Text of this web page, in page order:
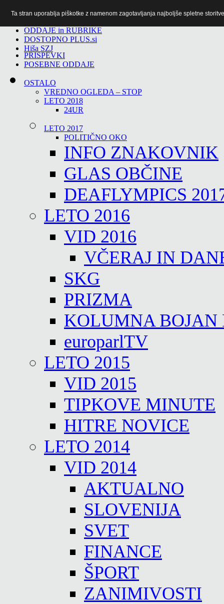
ODDAJE in RUBRIKE
DOSTOPNO PLUS.si
Hiša SZJ
PRISPEVKI
POSEBNE ODDAJE
OSTALO
VREDNO OGLEDA – STOP
LETO 2018
24UR
LETO 2017
POLITIČNO OKO
INFO ZNAKOVNIK
GLAS OBČINE
DEAFLYMPICS
LETO 2016
VID 2016
VČERAJ IN
SKG
PRIZMA
KOLUMNA BOJAN
europarlTV
LETO 2015
VID 2015
TIPKOVE MINUTE
HITRE NOVICE
LETO 2014
VID 2014
AKTUALNO
SLOVENIJA
SVET
FINANCE
ŠPORT
ZANIMIVOSTI
Ta stran uporablja piškotke z namenom zagotavljanja najboljše spletne